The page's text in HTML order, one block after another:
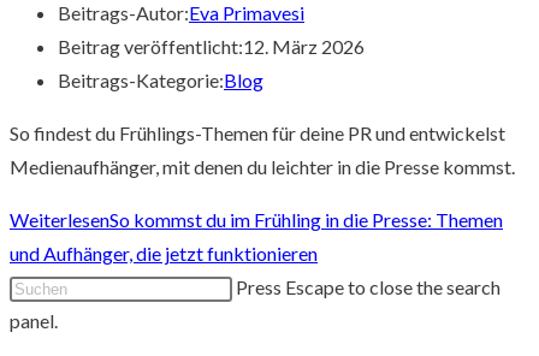
Beitrags-Autor:Eva Primavesi
Beitrag veröffentlicht:12. März 2026
Beitrags-Kategorie:Blog
So findest du Frühlings-Themen für deine PR und entwickelst
Medienaufhänger, mit denen du leichter in die Presse kommst.
WeiterlesenSo kommst du im Frühling in die Presse: Themen
und Aufhänger, die jetzt funktionieren
Press Escape to close the search
panel.